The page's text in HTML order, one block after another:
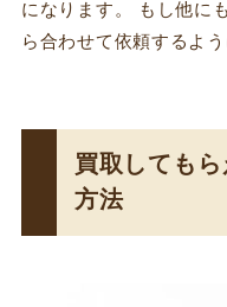
になります。 もし他に
ら合わせて依頼するよう
買取しても
方法